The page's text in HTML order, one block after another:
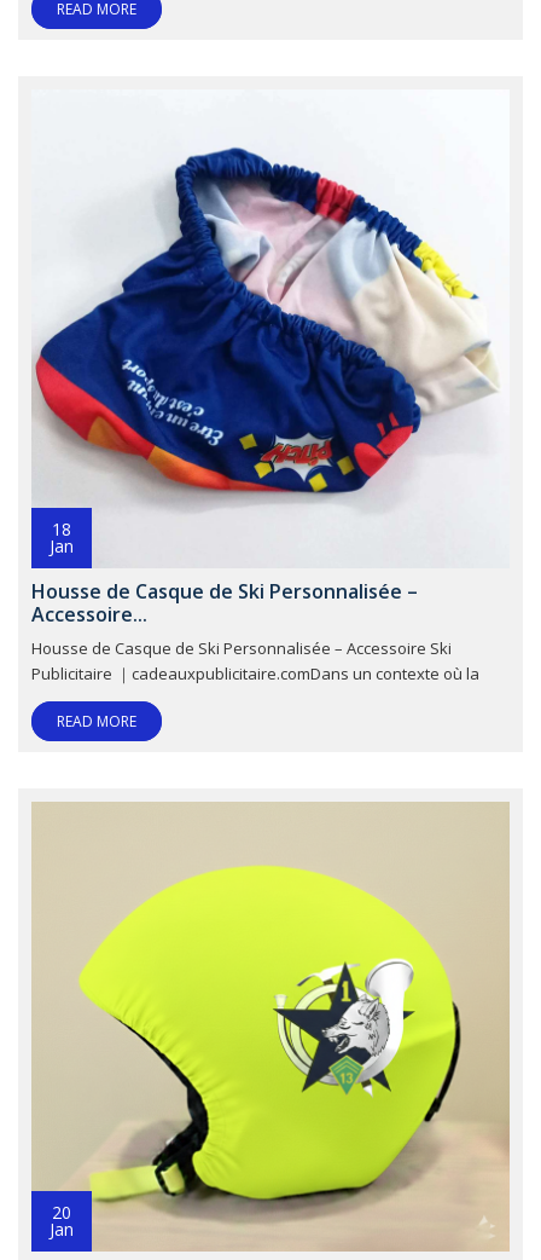
READ MORE
18
Jan
Housse de Casque de Ski Personnalisée –
Accessoire...
Housse de Casque de Ski Personnalisée – Accessoire Ski
Publicitaire ｜cadeauxpublicitaire.comDans un contexte où la
READ MORE
20
Jan